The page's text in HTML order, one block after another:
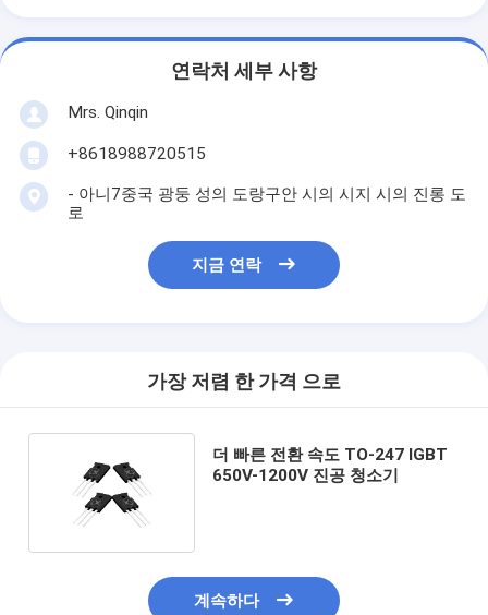
연락처 세부 사항
Mrs. Qinqin
+8618988720515
- 아니7중국 광둥 성의 도랑구안 시의 시지 시의 진롱 도
로
지금 연락
가장 저렴 한 가격 으로
더 빠른 전환 속도 TO-247 IGBT
650V-1200V 진공 청소기
계속하다